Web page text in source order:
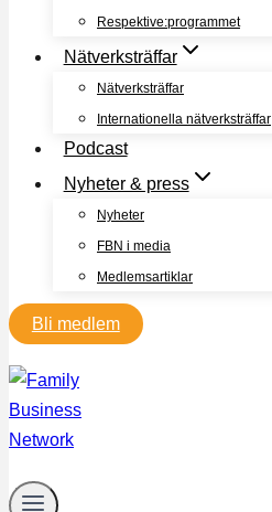
Respektive:programmet
Nätverksträffar
Nätverksträffar
Internationella nätverksträffar
Podcast
Nyheter & press
Nyheter
FBN i media
Medlemsartiklar
Bli medlem